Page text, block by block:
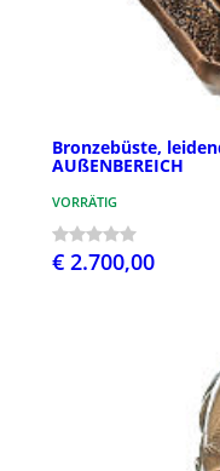
Bronzebüste,
AUßENBEREICH
VORRÄTIG
€ 2.700,00